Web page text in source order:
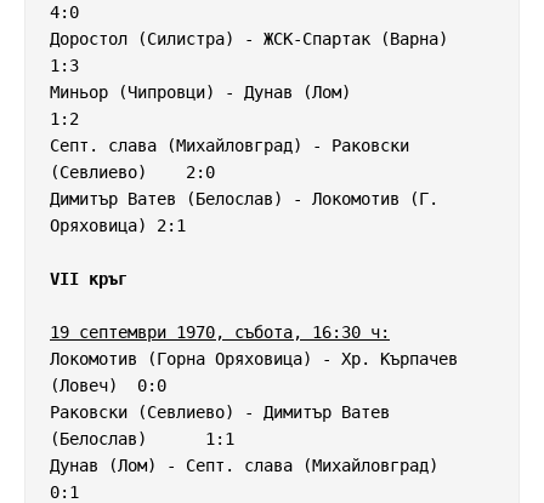
4:0
Доростол (Силистра) - ЖСК-Спартак (Варна)
1:3
Миньор (Чипровци) - Дунав (Лом)
1:2
Септ. слава (Михайловград) - Раковски
(Севлиево)    2:0
Димитър Ватев (Белослав) - Локомотив (Г.
Оряховица) 2:1
VII кръг
19 септември 1970, събота, 16:30 ч:
Локомотив (Горна Оряховица) - Хр. Кърпачев
(Ловеч)  0:0
Раковски (Севлиево) - Димитър Ватев
(Белослав)      1:1
Дунав (Лом) - Септ. слава (Михайловград)
0:1